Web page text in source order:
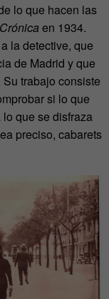
lo que hacen las
Crónica en 1934.
la detective, que
de Madrid y que
trabajo consiste
si lo que
que se disfraza
preciso, cabarets